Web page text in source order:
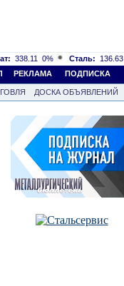
338.11 0% Сталь: 136.63
РЕКЛАМА ПОДПИСКА
ДОСКА ОБЪЯВЛЕНИЙ